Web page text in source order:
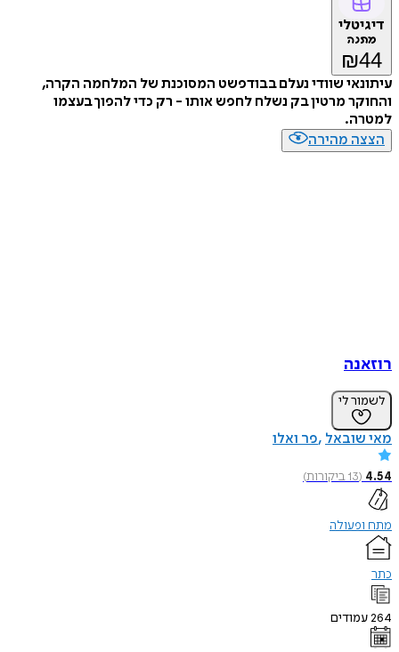
דיגיטלי
מתנה
₪44
עיתונאי שוודי נעלם בבודפשט המסוכנת של המלחמה הקרה,
והחוקר מרטין בק נשלח לחפש אותו - רק כדי להפוך בעצמו
למטרה.
הצצה מהירה
רוזאנה
לשמור לי
מאי שובאל פר ואלו
4.54
(
13ביקורות)
מתח ופעולה
כתר
264עמודים